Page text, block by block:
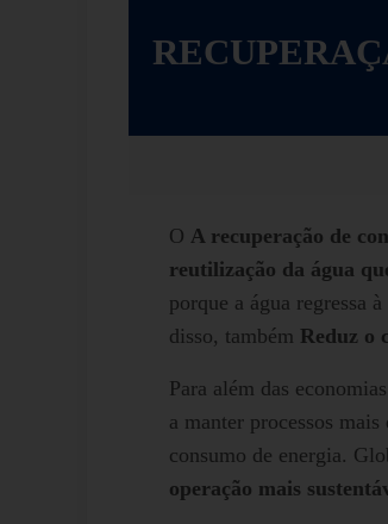
O A recuperação de
reutilização da água
porque a água regressa
disso, também Reduz o
Para além das
a manter processos
consumo de energia.
operação mais